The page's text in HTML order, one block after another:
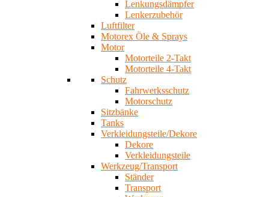
Lenkungsdämpfer
Lenkerzubehör
Luftfilter
Motorex Öle & Sprays
Motor
Motorteile 2-Takt
Motorteile 4-Takt
Schutz
Fahrwerksschutz
Motorschutz
Sitzbänke
Tanks
Verkleidungsteile/Dekore
Dekore
Verkleidungsteile
Werkzeug/Transport
Ständer
Transport